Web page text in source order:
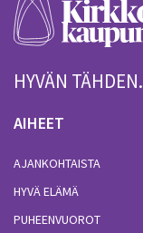
HYVÄN TÄHDEN.
AIHEET
AJANKOHTAISTA
HYVÄ ELÄMÄ
PUHEENVUOROT